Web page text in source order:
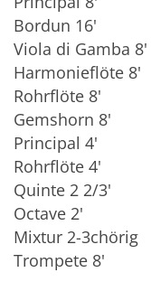
Bordun 16'
Viola di Gamba 8'
Harmonieflöte 8'
Rohrflöte 8'
Gemshorn 8'
Principal 4'
Rohrflöte 4'
Quinte 2 2/3'
Octave 2'
Mixtur 2-3chörig
Trompete 8'